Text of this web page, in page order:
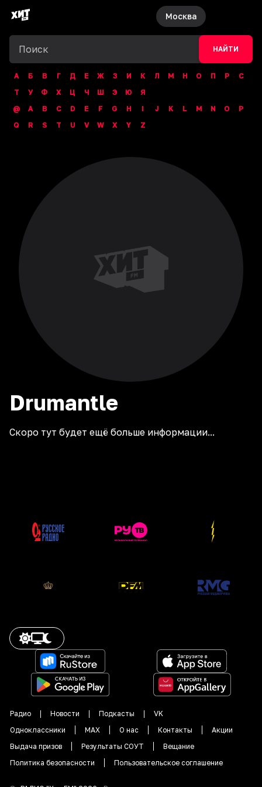
Москва
НАЙТИ
А Б В Г Д Е Ж З И К Л М Н О П Р
С
Т
У Ф Х Ц Ч Ш Э Ю
Я
@
A B C D E F G H I J K L M N O
P
Q
R S T U V W X Y Z
Drumantle
Скоро тут будет ещё больше информации...
Радио Новости Подкасты
VK
Одноклассники
MAX О нас Контакты
Акции
Выдача призов
Результаты СОУТ
Вещание
Политика безопасности
Пользовательское соглашение